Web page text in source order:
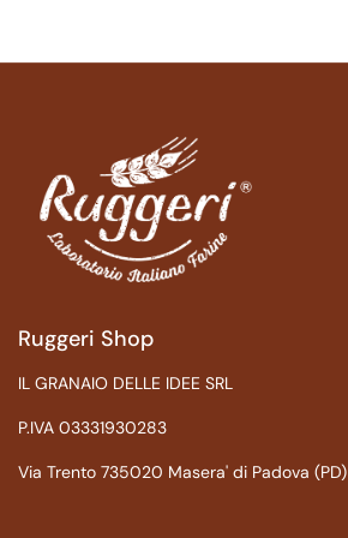
Ruggeri Shop
IL GRANAIO DELLE IDEE SRL
P.IVA 03331930283
Via Trento 735020 Masera' di Padova (PD)